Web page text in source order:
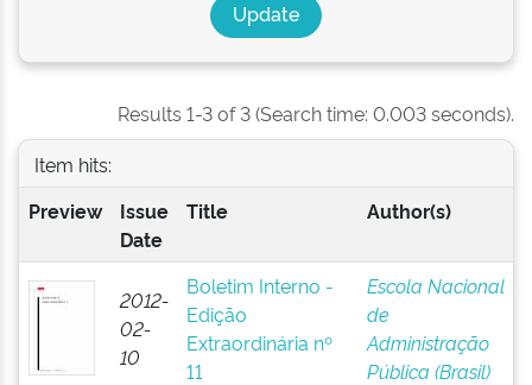
Results 1-3 of 3 (Search time: 0.003 seconds).
Item hits:
Preview
Issue
Date
Title Author(s)
2012-
02-
10
Boletim Interno -
Edição
Extraordinária nº
11
Escola Nacional
de
Administração
Pública (Brasil)